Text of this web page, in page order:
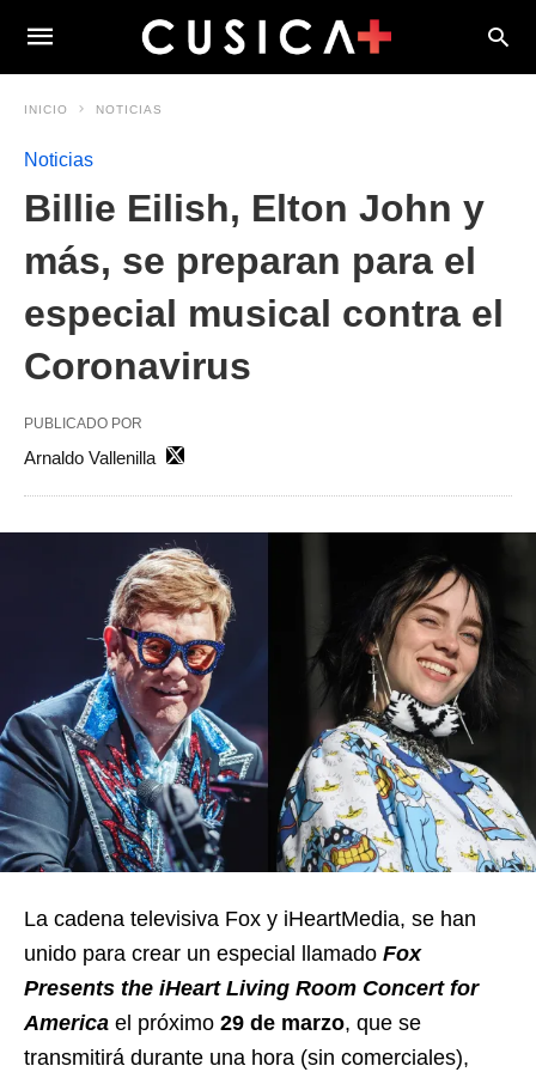
INICIO NOTICIAS
Noticias
Billie Eilish, Elton John y
más, se preparan para el
especial musical contra el
Coronavirus
PUBLICADO POR
Arnaldo Vallenilla
La cadena televisiva Fox y iHeartMedia, se han
unido para crear un especial llamado Fox
Presents the iHeart Living Room Concert for
America el próximo 29 de marzo, que se
transmitirá durante una hora (sin comerciales),